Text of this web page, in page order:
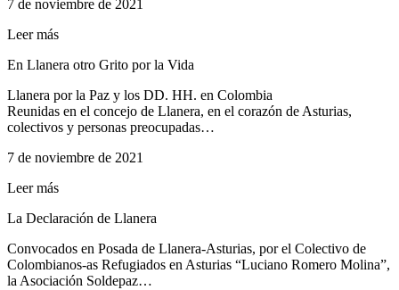
7 de noviembre de 2021
Leer más
En Llanera otro Grito por la Vida
Llanera por la Paz y los DD. HH. en Colombia
Reunidas en el concejo de Llanera, en el corazón de Asturias,
colectivos y personas preocupadas…
7 de noviembre de 2021
Leer más
La Declaración de Llanera
Convocados en Posada de Llanera-Asturias, por el Colectivo de
Colombianos-as Refugiados en Asturias “Luciano Romero Molina”,
la Asociación Soldepaz…